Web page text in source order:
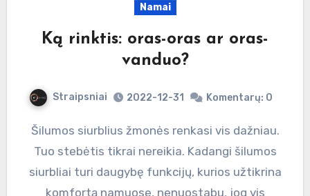
Namai
Ką rinktis: oras-oras ar oras-
vanduo?
Straipsniai 2022-12-31 Komentarų: 0
Šilumos siurblius žmonės renkasi vis dažniau.
Tuo stebėtis tikrai nereikia. Kadangi šilumos
siurbliai turi daugybę funkcijų, kurios užtikrina
komfortą namuose, nenuostabu, jog vis